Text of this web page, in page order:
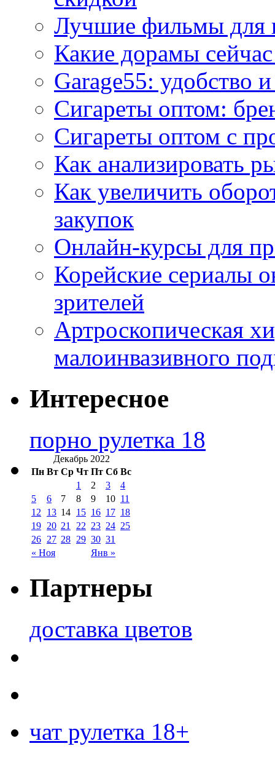
Лучшие фильмы для
Какие дорамы
Garage55: удобство
Сигареты оптом:
Сигареты оптом с
Как анализировать
Как увеличить
закупок
Онлайн-курсы для
Корейские сериалы
зрителей
Артроскопическая
малоинвазивного
Интересное
порно рулетка 18
Декабрь 2022
Пн Вт Ср Чт Пт Сб Вс
« Ноя Янв »
1 2 3
4
5
6 7 8 9 10 11
12
13 14 15 16 17 18
19 20 21 22 23 24 25
26 27 28 29 30 31
Партнеры
доставка цветов
чат рулетка 18+